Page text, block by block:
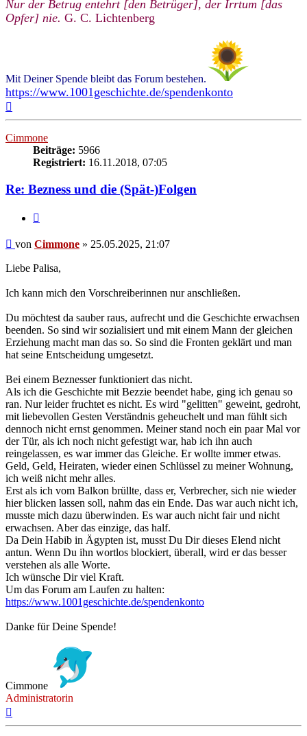
Nur der Betrug entehrt [den Betrüger], der Irrtum [das
Opfer] nie. G. C. Lichtenberg
Mit Deiner Spende bleibt das Forum bestehen.
https://www.1001geschichte.de/spendenkonto
oben
Cimmone
Beiträge: 5966
Registriert: 16.11.2018, 07:05
Re: Bezness und die (Spät-)Folgen
Beitrag
von Cimmone » 25.05.2025, 21:07
Liebe Palisa,
Ich kann mich den Vorschreiberinnen nur anschließen.
Du möchtest da sauber raus, aufrecht und die Geschichte erwachsen
beenden. So sind wir sozialisiert und mit einem Mann der gleichen
Erziehung macht man das so. So sind die Fronten geklärt und man
hat seine Entscheidung umgesetzt.
Bei einem Beznesser funktioniert das nicht.
Als ich die Geschichte mit Bezzie beendet habe, ging ich genau so
ran. Nur leider fruchtet es nicht. Es wird "gelitten" geweint, gedroht,
mit liebevollen Gesten Verständnis geheuchelt und man fühlt sich
dennoch nicht ernst genommen. Meiner stand noch ein paar Mal vor
der Tür, als ich noch nicht gefestigt war, hab ich ihn auch
reingelassen, es war immer das Gleiche. Er wollte immer etwas.
Geld, Geld, Heiraten, wieder einen Schlüssel zu meiner Wohnung,
ich weiß nicht mehr alles.
Erst als ich vom Balkon brüllte, dass er, Verbrecher, sich nie wieder
hier blicken lassen soll, nahm das ein Ende. Das war auch nicht ich,
musste mich dazu überwinden. Es war auch nicht fair und nicht
erwachsen. Aber das einzige, das half.
Da Dein Habib in Ägypten ist, musst Du Dir dieses Elend nicht
antun. Wenn Du ihn wortlos blockiert, überall, wird er das besser
verstehen als alle Worte.
Ich wünsche Dir viel Kraft.
Um das Forum am Laufen zu halten:
https://www.1001geschichte.de/spendenkonto
Danke für Deine Spende!
Cimmone
Administratorin